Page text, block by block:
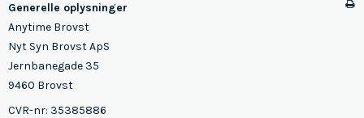
Generelle oplysninger
Anytime Brovst
Nyt Syn Brovst ApS
Jernbanegade 35
9460 Brovst
CVR-nr: 35385886